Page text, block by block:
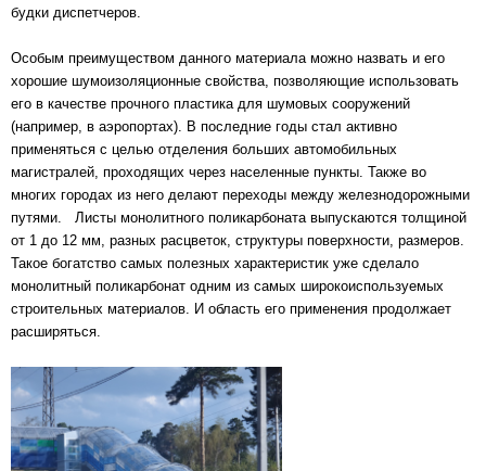
будки диспетчеров.
Особым преимуществом данного материала можно назвать и его
хорошие шумоизоляционные свойства, позволяющие использовать
его в качестве прочного пластика для шумовых сооружений
(например, в аэропортах). В последние годы стал активно
применяться с целью отделения больших автомобильных
магистралей, проходящих через населенные пункты. Также во
многих городах из него делают переходы между железнодорожными
путями. Листы монолитного поликарбоната выпускаются толщиной
от 1 до 12 мм, разных расцветок, структуры поверхности, размеров.
Такое богатство самых полезных характеристик уже сделало
монолитный поликарбонат одним из самых широкоиспользуемых
строительных материалов. И область его применения продолжает
расширяться.